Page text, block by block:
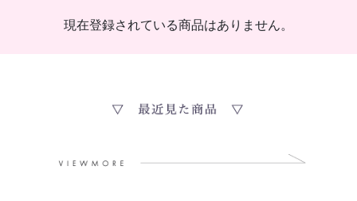
現在登録されている商品はありません。